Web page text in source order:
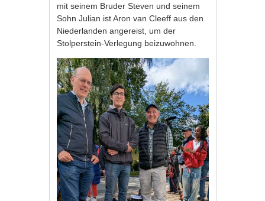
mit seinem Bruder Steven und seinem
Sohn Julian ist Aron van Cleeff aus den
Niederlanden angereist, um der
Stolperstein-Verlegung beizuwohnen.